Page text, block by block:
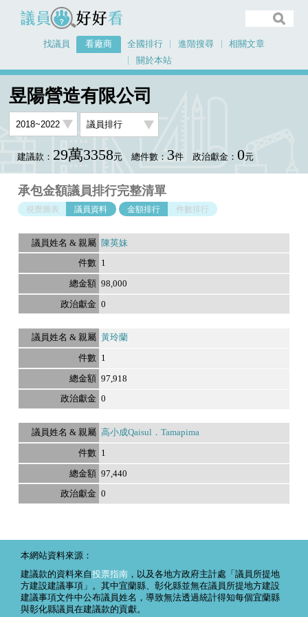
議員好好看
找議員 看廠商 全國排行 進階搜尋
相關文章
關於本站
昱陽營造有限公司
建議款： 29萬3358元 總件數： 3件 政治獻金： 0元
承包金額議員排行完整清單
視覺圖表 議員資料 金額排行 件數排行
陳英妹
1
98,000
0
黃玲蘭
1
97,918
0
高小成Qaisul．Tamapima
1
97,440
0
本網站資料來源：
建議款的資料來自投票指南 ，以及各地方政府主計處「議員所提地
方建設建議事項」。其中宜蘭縣、彰化縣並無在議員所提地方建設
建議事項文件中公布議員姓名，導致無法透過統計得知每個宜蘭縣
與彰化縣議員在建議款的貢獻。